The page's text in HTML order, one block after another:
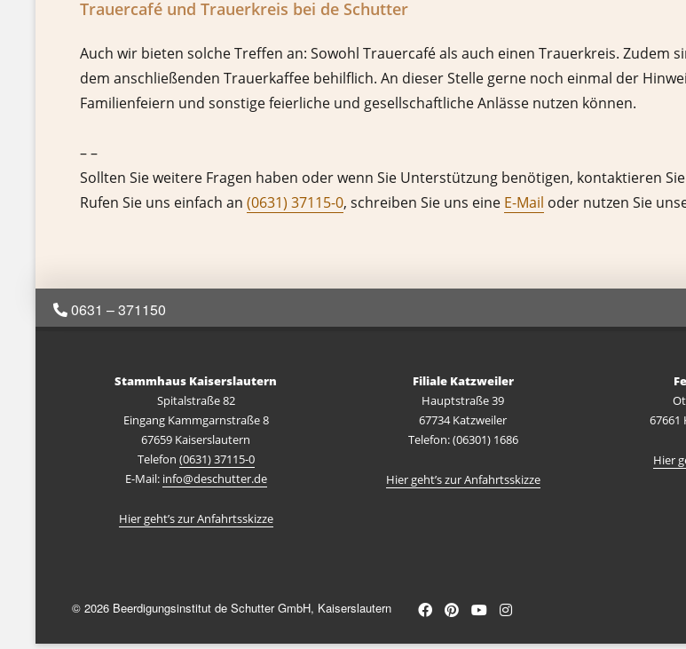
Trauercafé und Trauerkreis bei de Schutter
Auch wir bieten solche Treffen an: Sowohl Trauercafé als auch einen Trauerkreis.
dem anschließenden Trauerkaffee behilflich. An dieser Stelle gerne noch einmal der
Familienfeiern und sonstige feierliche und gesellschaftliche Anlässe nutzen können.
– –
Sollten Sie weitere Fragen haben oder wenn Sie Unterstützung benötigen, kontaktieren
Rufen Sie uns einfach an (0631) 37115-0, schreiben Sie uns eine E-Mail oder nutzen Sie
0631 – 371150
Stammhaus Kaiserslautern
Spitalstraße 82
Eingang Kammgarnstraße 8
67659 Kaiserslautern
Telefon (0631) 37115-0
E-Mail: info@deschutter.de
Hier geht’s zur Anfahrtsskizze
Filiale Katzweiler
Hauptstraße 39
67734 Katzweiler
Telefon: (06301) 1686
Hier geht’s zur Anfahrtsskizze
67661
Hier
© 2026 Beerdigungsinstitut de Schutter GmbH, Kaiserslautern